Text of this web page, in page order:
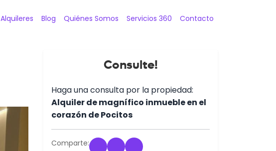
Alquileres Blog Quiénes Somos Servicios 360 Contacto
Consulte!
Haga una consulta por la propiedad:
Alquiler de magnífico inmueble en el
corazón de Pocitos
Comparte: